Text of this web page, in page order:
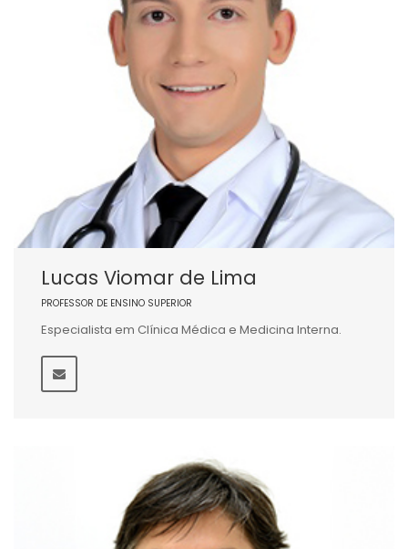
Lucas Viomar de Lima
PROFESSOR DE ENSINO SUPERIOR
Especialista em Clínica Médica e Medicina Interna.